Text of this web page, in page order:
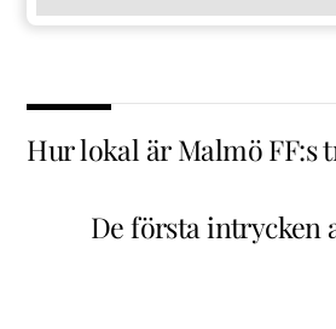
Hur lokal är Malmö FF:s
De första intrycken